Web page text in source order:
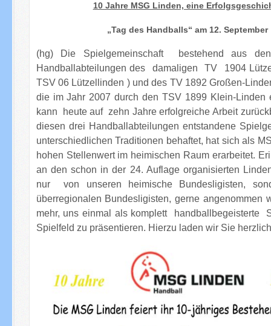
10 Jahre MSG Linden, eine
„Tag des Handballs“ am 12. September
(hg) Die Spielgemeinschaft bestehend aus
Handballabteilungen des damaligen TV 1904
TSV 06 Lützellinden ) und des TV 1892 Großen-
die im Jahr 2007 durch den TSV 1899 Klein-Linden
kann heute auf zehn Jahre erfolgreiche Arbeit
diesen drei Handballabteilungen entstandene
unterschiedlichen Traditionen behaftet, hat sich als
hohen Stellenwert im heimischen Raum erarbeitet.
an den schon in der 24. Auflage organisierten
nur von unseren heimische Bundesligisten,
überregionalen Bundesligisten, gerne angenommen
mehr, uns einmal als komplett handballbegeisterte
Spielfeld zu präsentieren. Hierzu laden wir Sie